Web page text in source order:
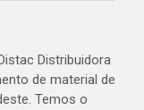
Distribuidora
de material de
Temos o